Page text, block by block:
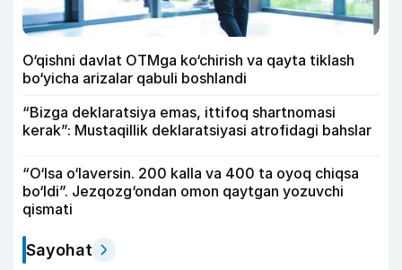
O‘qishni davlat OTMga ko‘chirish va qayta tiklash
bo‘yicha arizalar qabuli boshlandi
“Bizga deklaratsiya emas, ittifoq shartnomasi
kerak”: Mustaqillik deklaratsiyasi atrofidagi bahslar
“O‘lsa o‘laversin. 200 kalla va 400 ta oyoq chiqsa
bo‘ldi”. Jezqozg‘ondan omon qaytgan yozuvchi
qismati
Sayohat